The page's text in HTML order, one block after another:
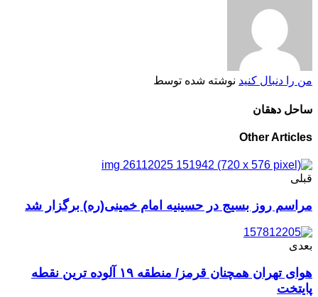
من را دنبال کنید نوشته شده توسط
ساحل دهقان
Other Articles
قبلی
مراسم روز بسیج در حسینیه امام خمینی(ره) برگزار شد
بعدی
هوای تهران همچنان قرمز/ منطقه ۱۹ آلوده ترین نقطه
پایتخت